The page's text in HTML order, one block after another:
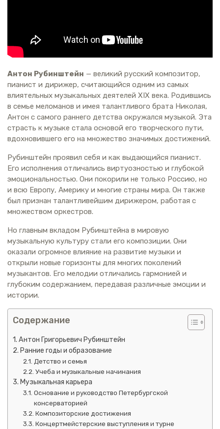
Антон Рубинштейн — великий русский композитор,
пианист и дирижер, считающийся одним из самых
влиятельных музыкальных деятелей XIX века. Родившись
в семье меломанов и имея талантливого брата Николая,
Антон с самого раннего детства окружался музыкой. Эта
страсть к музыке стала основой его творческого пути,
вдохновившего его на множество значимых достижений.
Рубинштейн проявил себя и как выдающийся пианист.
Его исполнения отличались виртуозностью и глубокой
эмоциональностью. Они покорили не только Россию, но
и всю Европу, Америку и многие страны мира. Он также
был признан талантливейшим дирижером, работая с
множеством оркестров.
Но главным вкладом Рубинштейна в мировую
музыкальную культуру стали его композиции. Они
оказали огромное влияние на развитие музыки и
открыли новые горизонты для многих поколений
музыкантов. Его мелодии отличались гармонией и
глубоким содержанием, передавая различные эмоции и
истории.
Содержание
Антон Григорьевич Рубинштейн
Ранние годы и образование
Детство и семья
Учеба и музыкальные начинания
Музыкальная карьера
Основание и руководство Петербургской
консерваторией
Композиторские достижения
Концертмейстерские выступления и турне